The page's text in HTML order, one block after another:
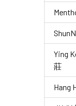
Ying
莊
Hang